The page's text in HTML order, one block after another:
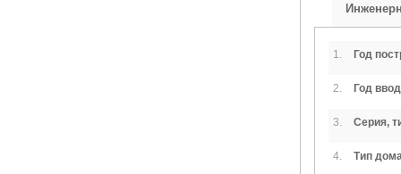
1. Год
2. Год
3. Серия,
4. Тип